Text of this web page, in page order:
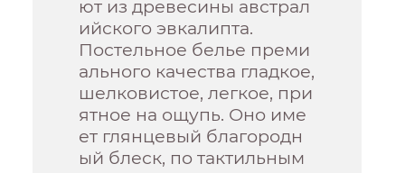
ют из древесины австрал
ийского эвкалипта.
Постельное белье преми
ального качества гладкое,
шелковистое, легкое, при
ятное на ощупь. Оно име
ет глянцевый благородн
ый блеск, по тактильным